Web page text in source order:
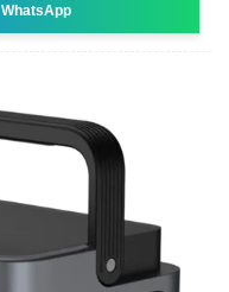
WhatsApp